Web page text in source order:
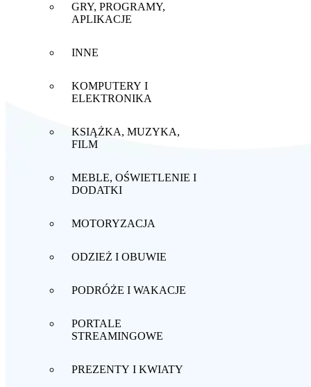
GRY, PROGRAMY,
APLIKACJE
INNE
KOMPUTERY I
ELEKTRONIKA
KSIĄŻKA, MUZYKA,
FILM
MEBLE, OŚWIETLENIE I
DODATKI
MOTORYZACJA
ODZIEŻ I OBUWIE
PODRÓŻE I WAKACJE
PORTALE
STREAMINGOWE
PREZENTY I KWIATY